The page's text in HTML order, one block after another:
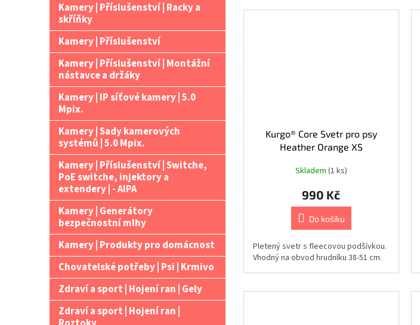
Kamery | Příslušenství | Racky a
skříňky
Kamery | Příslušenství
Kamery | Příslušenství | Montážní
nástavce a držáky
Kamery | IP síťové kamery | 5.0
Mpix.
Kamery | Sady kamerových
systémů | 5.0 Mpix.
Kamery | Příslušenství | Switche,
PoE switche, injektory a
extendery | - AIPA
Kamery | Generátory
bezpečnostní mlhy
Kamery | Produkty pro domácnost
Chovatelské potřeby | Psi | Krmivo
Zdraví a sport | Hojení ran | Gely
Zdraví a sport | Hojení ran |
Kurgo® Core Svetr pro psy
Heather Orange XS
Skladem (1 ks)
990 Kč
Do košíku
Pletený svetr s fleecovou podšívkou.
Vhodný na obvod hrudníku 38-51 cm.